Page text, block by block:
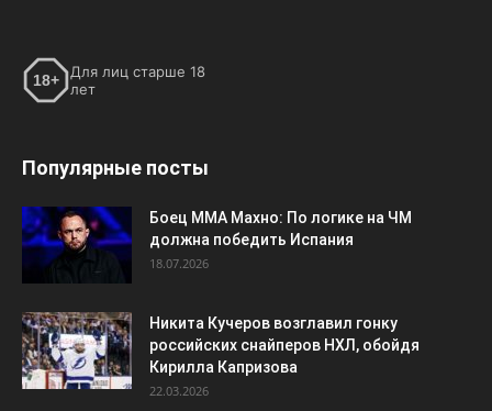
18+
Для лиц старше 18
лет
Популярные посты
Боец ММА Махно: По логике на ЧМ
должна победить Испания
18.07.2026
Никита Кучеров возглавил гонку
российских снайперов НХЛ, обойдя
Кирилла Капризова
22.03.2026